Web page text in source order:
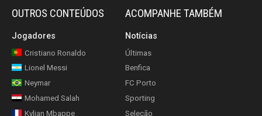
OUTROS CONTEÚDOS
Jogadores
Cristiano Ronaldo
Lionel Messi
Neymar
Mohamed Salah
Kylian Mbappe
ACOMPANHE TAMBÉM
Notícias
Últimas
Benfica
FC Porto
Sporting
Seleção